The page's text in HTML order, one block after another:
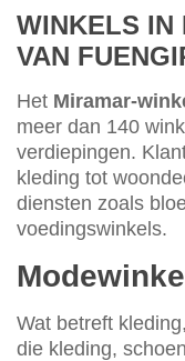
WINKELS IN
VAN
Het Miramar-
meer dan 140
verdiepingen.
kleding tot
diensten zoals
voedingswinkels.
Wat betreft
die kleding,